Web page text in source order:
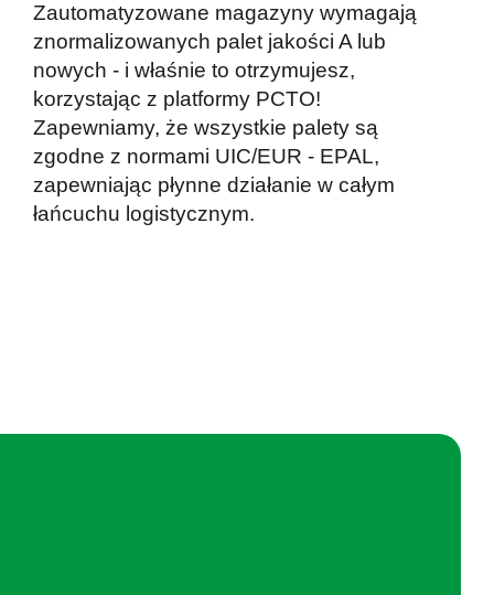
Zautomatyzowane magazyny wymagają
znormalizowanych palet jakości A lub
nowych - i właśnie to otrzymujesz,
korzystając z platformy PCTO!
Zapewniamy, że wszystkie palety są
zgodne z normami UIC/EUR - EPAL,
zapewniając płynne działanie w całym
łańcuchu logistycznym.